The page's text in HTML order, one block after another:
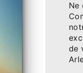
Ne
de